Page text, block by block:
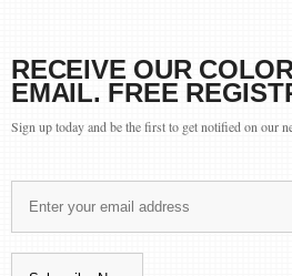
RECEIVE OUR
EMAIL. FREE
Sign up today and be the first to get notified on our